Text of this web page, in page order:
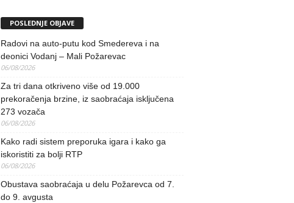
POSLEDNJE OBJAVE
Radovi na auto-putu kod Smedereva i na
deonici Vodanj – Mali Požarevac
06/08/2026
Za tri dana otkriveno više od 19.000
prekoračenja brzine, iz saobraćaja isključena
273 vozača
06/08/2026
Kako radi sistem preporuka igara i kako ga
iskoristiti za bolji RTP
06/08/2026
Obustava saobraćaja u delu Požarevca od 7.
do 9. avgusta